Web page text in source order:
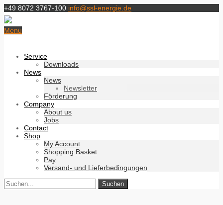
+49 8072 3767-100 info@ssl-energie.de
Menu
Service
Downloads
News
News
Newsletter
Förderung
Company
About us
Jobs
Contact
Shop
My Account
Shopping Basket
Pay
Versand- und Lieferbedingungen